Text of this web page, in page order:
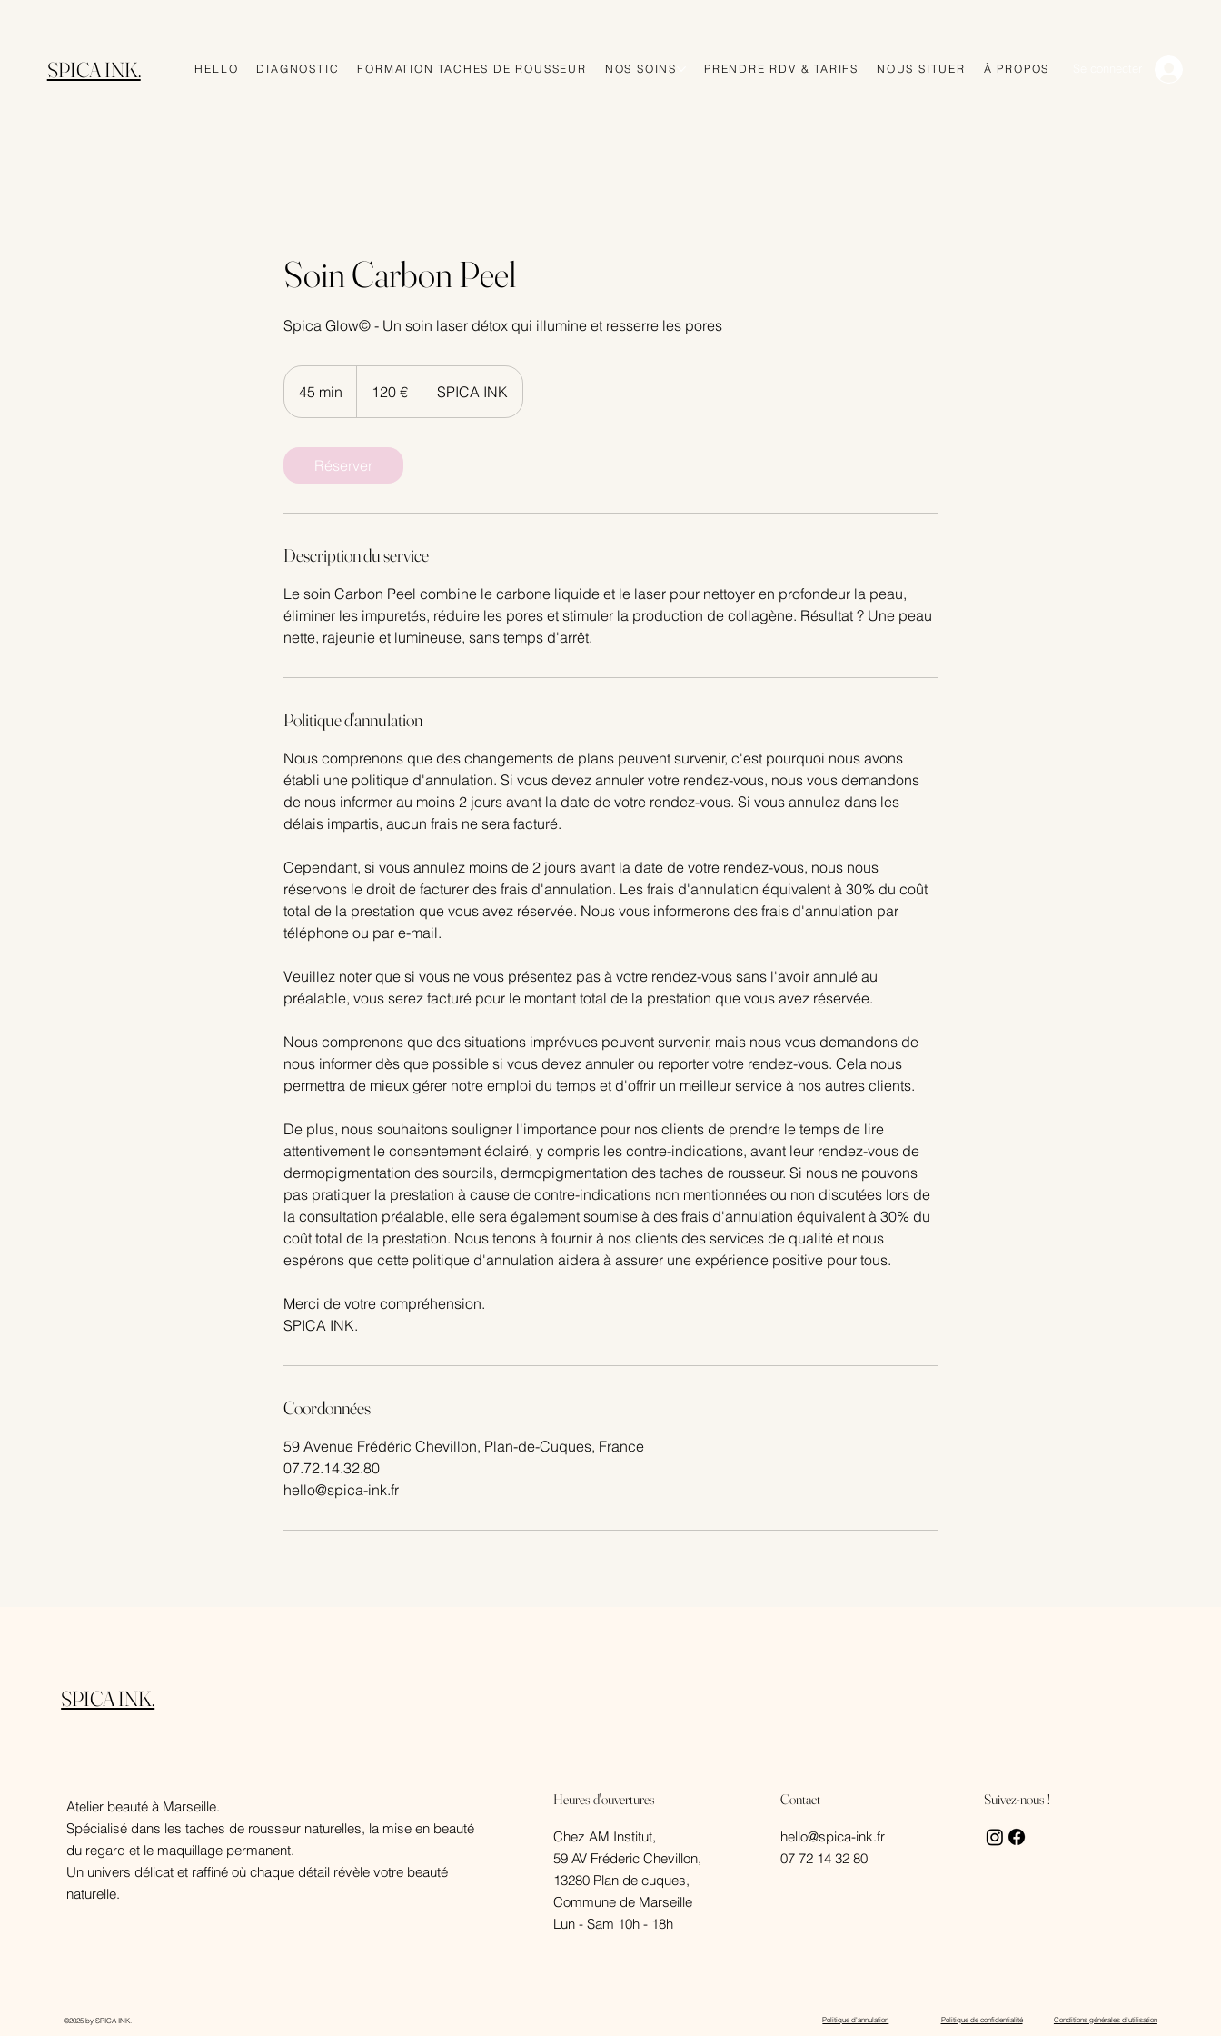
SPICA INK. HELLO DIAGNOSTIC FORMATION TACHES DE ROUSSEUR NOS SOINS PRENDRE RDV & TARIFS NOUS SITUER À PROPOS
Soin Carbon Peel
Spica Glow© - Un soin laser détox qui illumine et resserre les pores
45 min
5
120 € SPICA INK
Réserver
Description du service
Le soin Carbon Peel combine le carbone liquide et le laser pour nettoyer en profondeur la peau,
éliminer les impuretés, réduire les pores et stimuler la production de collagène. Résultat ? Une peau
nette, rajeunie et lumineuse, sans temps d'arrêt.
Politique d'annulation
Nous comprenons que des changements de plans peuvent survenir, c'est pourquoi nous avons
établi une politique d'annulation. Si vous devez annuler votre rendez-vous, nous vous demandons
de nous informer au moins 2 jours avant la date de votre rendez-vous. Si vous annulez dans les
délais impartis, aucun frais ne sera facturé.
​Cependant, si vous annulez moins de 2 jours avant la date de votre rendez-vous, nous nous
réservons le droit de facturer des frais d'annulation. Les frais d'annulation équivalent à 30% du coût
total de la prestation que vous avez réservée. Nous vous informerons des frais d'annulation par
téléphone ou par e-mail.
Veuillez noter que si vous ne vous présentez pas à votre rendez-vous sans l'avoir annulé au
préalable, vous serez facturé pour le montant total de la prestation que vous avez réservée.
Nous comprenons que des situations imprévues peuvent survenir, mais nous vous demandons de
nous informer dès que possible si vous devez annuler ou reporter votre rendez-vous. Cela nous
permettra de mieux gérer notre emploi du temps et d'offrir un meilleur service à nos autres clients.
De plus, nous souhaitons souligner l'importance pour nos clients de prendre le temps de lire
attentivement le consentement éclairé, y compris les contre-indications, avant leur rendez-vous de
dermopigmentation des sourcils, dermopigmentation des taches de rousseur. Si nous ne pouvons
pas pratiquer la prestation à cause de contre-indications non mentionnées ou non discutées lors de
la consultation préalable, elle sera également soumise à des frais d'annulation équivalent à 30% du
coût total de la prestation. Nous tenons à fournir à nos clients des services de qualité et nous
espérons que cette politique d'annulation aidera à assurer une expérience positive pour tous.
​Merci de votre compréhension.
SPICA INK.
Coordonnées
59 Avenue Frédéric Chevillon, Plan-de-Cuques, France
07.72.14.32.80
hello@spica-ink.fr
SPICA INK.
Atelier beauté à Marseille.
Spécialisé dans les taches de rousseur naturelles, la mise en beauté
du regard et le maquillage permanent.
Un univers délicat et raffiné où chaque détail révèle votre beauté
naturelle.
Suivez-nous !
Contact
hello@spica-ink.fr
07 72 14 32 80
Heures d'ouvertures
Chez AM Institut,
59 AV Fréderic Chevillon,
13280 Plan de cuques,
Commune de Marseille
Lun - Sam 10h - 18h
©2025 by SPICA INK. Politique d'annulation Politique de confidentialité Conditions générales d'utilisation